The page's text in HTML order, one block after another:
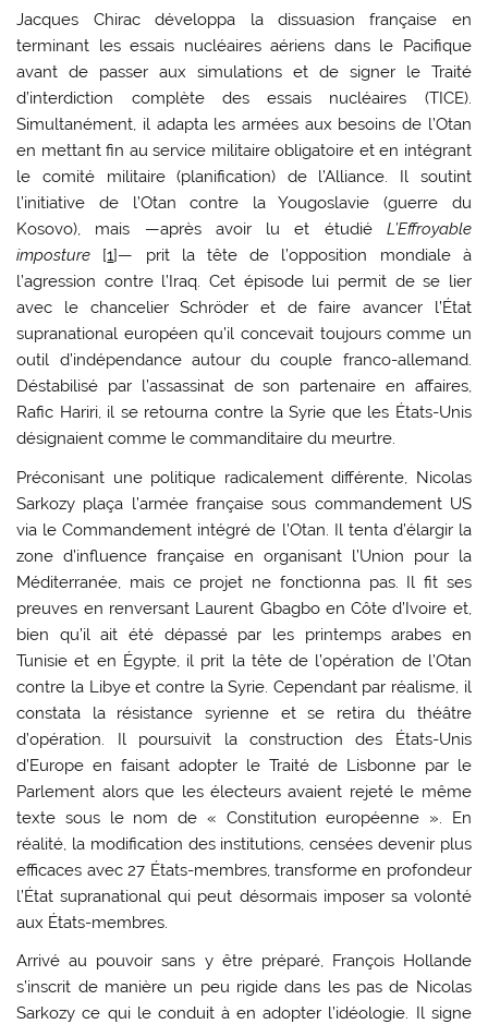
Jacques Chirac développa la dissuasion française en
terminant les essais nucléaires aériens dans le Pacifique
avant de passer aux simulations et de signer le Traité
d’interdiction complète des essais nucléaires (TICE).
Simultanément, il adapta les armées aux besoins de l’Otan
en mettant fin au service militaire obligatoire et en intégrant
le comité militaire (planification) de l’Alliance. Il soutint
l’initiative de l’Otan contre la Yougoslavie (guerre du
Kosovo), mais —après avoir lu et étudié L’Effroyable
imposture [1]— prit la tête de l’opposition mondiale à
l’agression contre l’Iraq. Cet épisode lui permit de se lier
avec le chancelier Schröder et de faire avancer l’État
supranational européen qu’il concevait toujours comme un
outil d’indépendance autour du couple franco-allemand.
Déstabilisé par l’assassinat de son partenaire en affaires,
Rafic Hariri, il se retourna contre la Syrie que les États-Unis
désignaient comme le commanditaire du meurtre.
Préconisant une politique radicalement différente, Nicolas
Sarkozy plaça l’armée française sous commandement US
via le Commandement intégré de l’Otan. Il tenta d’élargir la
zone d’influence française en organisant l’Union pour la
Méditerranée, mais ce projet ne fonctionna pas. Il fit ses
preuves en renversant Laurent Gbagbo en Côte d’Ivoire et,
bien qu’il ait été dépassé par les printemps arabes en
Tunisie et en Égypte, il prit la tête de l’opération de l’Otan
contre la Libye et contre la Syrie. Cependant par réalisme, il
constata la résistance syrienne et se retira du théâtre
d’opération. Il poursuivit la construction des États-Unis
d’Europe en faisant adopter le Traité de Lisbonne par le
Parlement alors que les électeurs avaient rejeté le même
texte sous le nom de « Constitution européenne ». En
réalité, la modification des institutions, censées devenir plus
efficaces avec 27 États-membres, transforme en profondeur
l’État supranational qui peut désormais imposer sa volonté
aux États-membres.
Arrivé au pouvoir sans y être préparé, François Hollande
s’inscrit de manière un peu rigide dans les pas de Nicolas
Sarkozy ce qui le conduit à en adopter l’idéologie. Il signe